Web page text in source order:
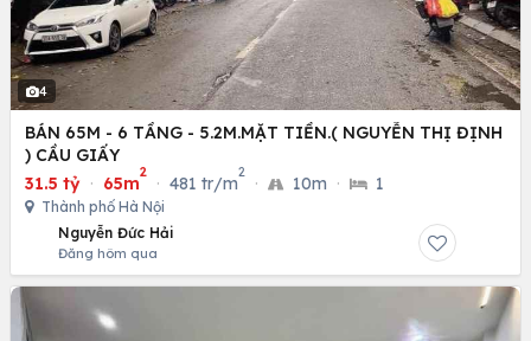
4
BÁN 65M - 6 TẦNG - 5.2M.MẶT TIỀN.( NGUYỄN THỊ ĐỊNH
) CẦU GIẤY
31.5 tỷ · 65m
2
· 481 tr/m
2
· 10m · 1
Thành phố Hà Nội
Nguyễn Đức Hải
Đăng hôm qua